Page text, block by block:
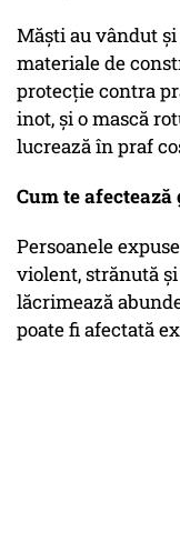
Măști au vândut
materiale de
protecție contra
inot, și o mască
lucrează în praf
Cum te
Persoanele
violent, strănută
lăcrimează
poate fi afectată